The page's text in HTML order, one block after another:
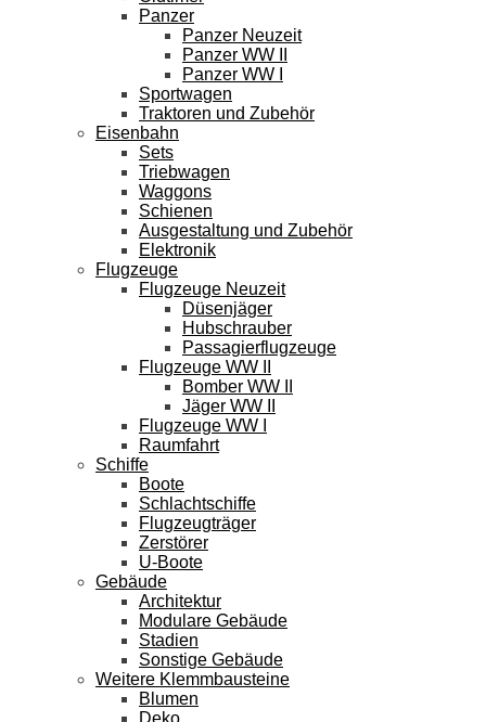
Panzer
Panzer Neuzeit
Panzer WW II
Panzer WW I
Sportwagen
Traktoren und Zubehör
Eisenbahn
Sets
Triebwagen
Waggons
Schienen
Ausgestaltung und Zubehör
Elektronik
Flugzeuge
Flugzeuge Neuzeit
Düsenjäger
Hubschrauber
Passagierflugzeuge
Flugzeuge WW II
Bomber WW II
Jäger WW II
Flugzeuge WW I
Raumfahrt
Schiffe
Boote
Schlachtschiffe
Flugzeugträger
Zerstörer
U-Boote
Gebäude
Architektur
Modulare Gebäude
Stadien
Sonstige Gebäude
Weitere Klemmbausteine
Blumen
Deko